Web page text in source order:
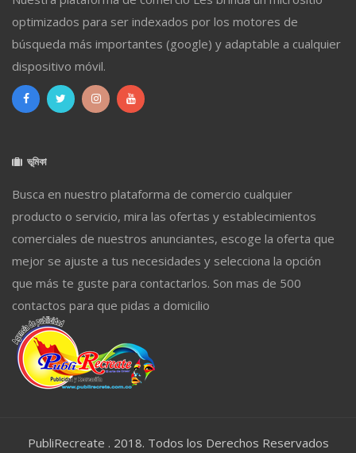
optimizados para ser indexados por los motores de
búsqueda más importantes (google) y adaptable a cualquier
dispositivo móvil.
ভূমিকা
Busca en nuestro plataforma de comercio cualquier
producto o servicio, mira las ofertas y establecimientos
comerciales de nuestros anunciantes, escoge la oferta que
mejor se ajuste a tus necesidades y selecciona la opción
que más te guste para contactarlos. Son mas de 500
contactos para que pidas a domicilio
PubliRecreate . 2018. Todos los Derechos Reservados